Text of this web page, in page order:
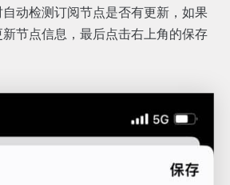
动检测订阅节点是否有更新，如果
节点信息，最后点击右上角的保存